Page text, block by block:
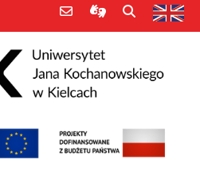
Poczta e-mailInformacje dla
Szukaj